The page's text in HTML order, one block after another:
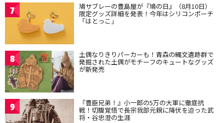
7 鳩サブレーの豊島屋が『鳩の日』（8月10日）
限定グッズ詳細を発表！今年はシリコンポーチ
「はとっこ」
8 土偶なりきりパーカーも！青森の縄文遺跡群で
発掘された土偶がモチーフのキュートなグッズ
が新発売
9 『豊臣兄弟！』小一郎の5万の大軍に徹底抗
戦！切腹覚悟で長宗我部元親に降伏を迫った武
将・谷忠澄の生涯